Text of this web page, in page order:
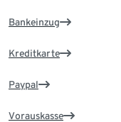
Bankeinzug
Kreditkarte
Paypal
Vorauskasse